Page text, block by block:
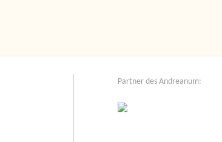
Partner des Andreanum: